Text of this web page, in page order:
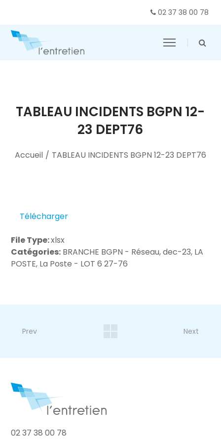
02 37 38 00 78
TABLEAU INCIDENTS BGPN 12-
23 DEPT76
Accueil / TABLEAU INCIDENTS BGPN 12-23 DEPT76
Télécharger
File Type:xlsx
Catégories: BRANCHE BGPN - Réseau, dec-23, LA
POSTE, La Poste - LOT 6 27-76
Prev Next
02 37 38 00 78